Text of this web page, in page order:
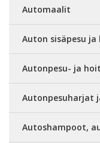
Automaalit
Auton sisäpesu ja
Autonpesu- ja
Autonpesuharjat
Autoshampoot,